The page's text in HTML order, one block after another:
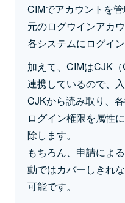
CIMでアカウントを
元のログウインアカ
各システムにログイ
加えて、CIMはCJK
連携しているので、
CJKから読み取り、
ログイン権限を属性
除します。
もちろん、申請によ
動ではカバーしきれ
可能です。